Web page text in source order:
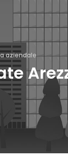
aziendale